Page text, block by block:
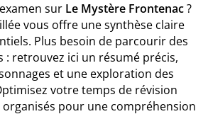
sur Le Mystère Frontenac?
vous offre une synthèse claire
Plus besoin de parcourir des
: retrouvez ici un résumé précis,
et une exploration des
votre temps de révision
organisés pour une compréhension